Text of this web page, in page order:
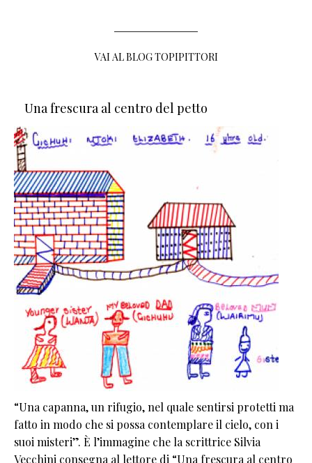
VAI AL BLOG TOPIPITTORI
Una frescura al centro del petto
“Una capanna, un rifugio, nel quale sentirsi protetti ma
fatto in modo che si possa contemplare il cielo, con i
suoi misteri”. È l’immagine che la scrittrice Silvia
Vecchini consegna al lettore di “Una frescura al centro